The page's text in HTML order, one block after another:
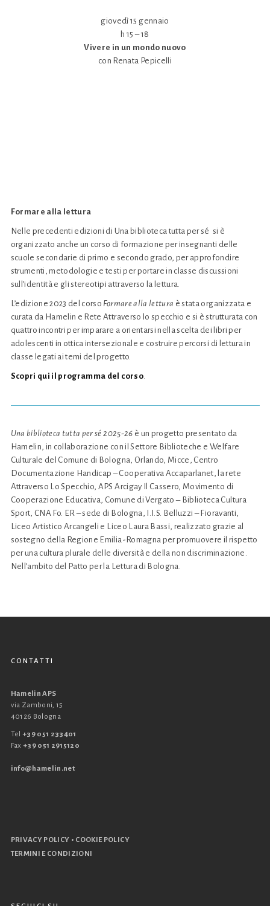
giovedì 15 gennaio
h 15 – 18
Vivere in un mondo nuovo
con Renata Pepicelli
Formare alla lettura
Nelle precedenti edizioni di Una biblioteca tutta per sé si è
organizzato anche un corso di formazione per insegnanti delle
scuole secondarie di primo e secondo grado, per approfondire
strumenti, metodologie e testi per portare in classe discussioni
sull’identità e gli stereotipi attraverso la lettura.
L’edizione 2023 del corso Formare alla lettura è stata organizzata e
curata da Hamelin e Rete Attraverso lo specchio e si è strutturata con
quattro incontri per imparare a orientarsi nella scelta dei libri per
adolescenti in ottica intersezionale e costruire percorsi di lettura in
classe legati ai temi del progetto.
Scopri qui il programma del corso.
Una biblioteca tutta per sé 2025-26 è un progetto presentato da
Hamelin, in collaborazione con il Settore Biblioteche e Welfare
Culturale del Comune di Bologna, Orlando, Micce, Centro
Documentazione Handicap – Cooperativa Accaparlanet, la rete
Attraverso Lo Specchio, APS Arcigay Il Cassero, Movimento di
Cooperazione Educativa, Comune di Vergato – Biblioteca Cultura
Sport, CNA Fo. ER – sede di Bologna, I.I.S. Belluzzi – Fioravanti,
Liceo Artistico Arcangeli e Liceo Laura Bassi, realizzato grazie al
sostegno della Regione Emilia-Romagna per promuovere il rispetto
per una cultura plurale delle diversità e della non discriminazione.
Nell’ambito del Patto per la Lettura di Bologna.
CONTATTI
Hamelin APS
via Zamboni, 15
40126 Bologna
Tel +39 051 233401
Fax +39 051 2915120
info@hamelin.net
PRIVACY POLICY • COOKIE POLICY
TERMINI E CONDIZIONI